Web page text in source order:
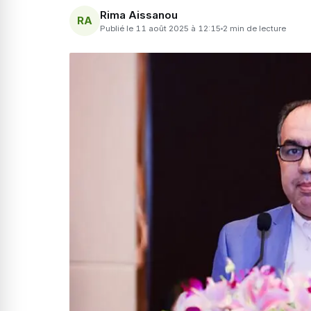
RA Rima Aissanou
Publié le 11 août 2025 à 12:15 2 min de lecture